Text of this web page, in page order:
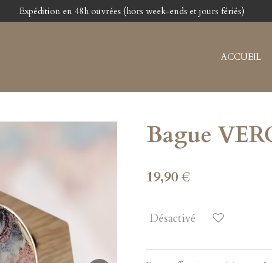
Expédition en 48h ouvrées (hors week-ends et jours fériés)
ACCUEIL
Bague
19,90 €
Désactivé